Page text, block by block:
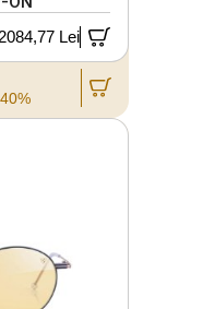
2084,77 Lei